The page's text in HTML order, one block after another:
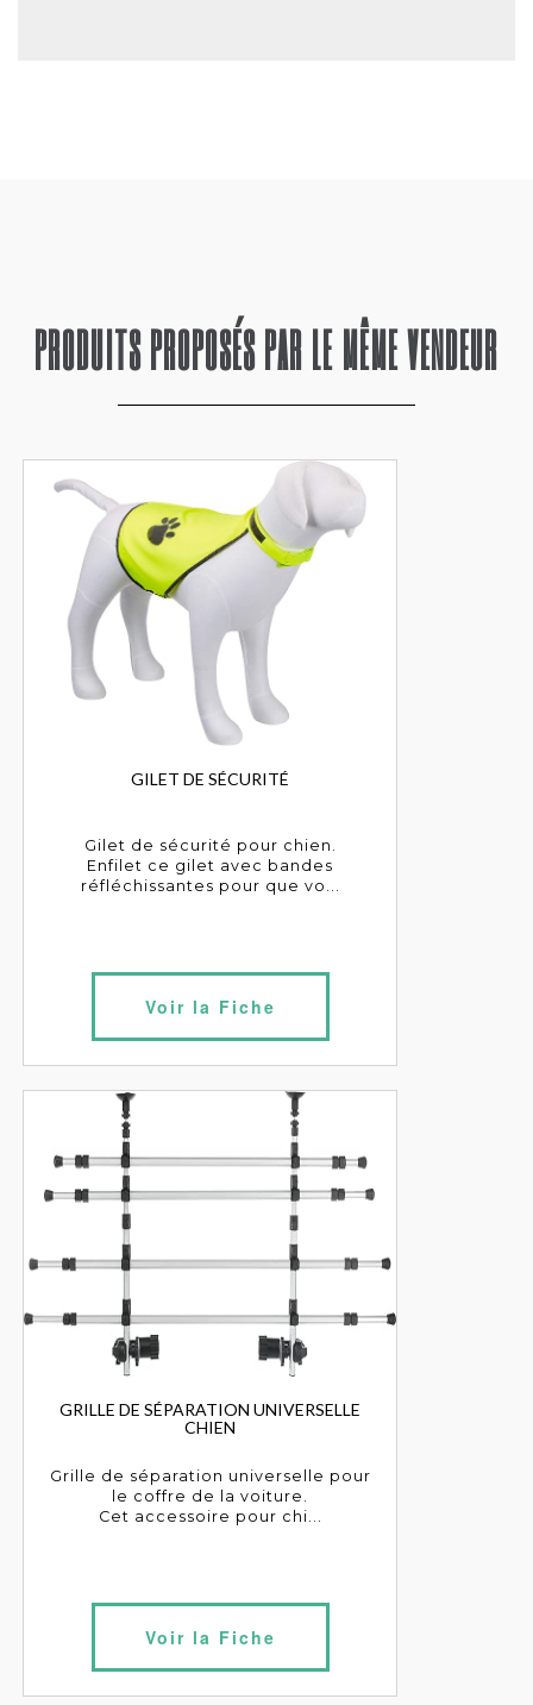
PRODUITS PROPOSÉS PAR LE MÊME VENDEUR
GILET DE SÉCURITÉ
Gilet de sécurité pour chien.
Enfilet ce gilet avec bandes
réfléchissantes pour que vo...
Voir la Fiche
GRILLE DE SÉPARATION UNIVERSELLE
CHIEN
Grille de séparation universelle pour
le coffre de la voiture.
Cet accessoire pour chi...
Voir la Fiche